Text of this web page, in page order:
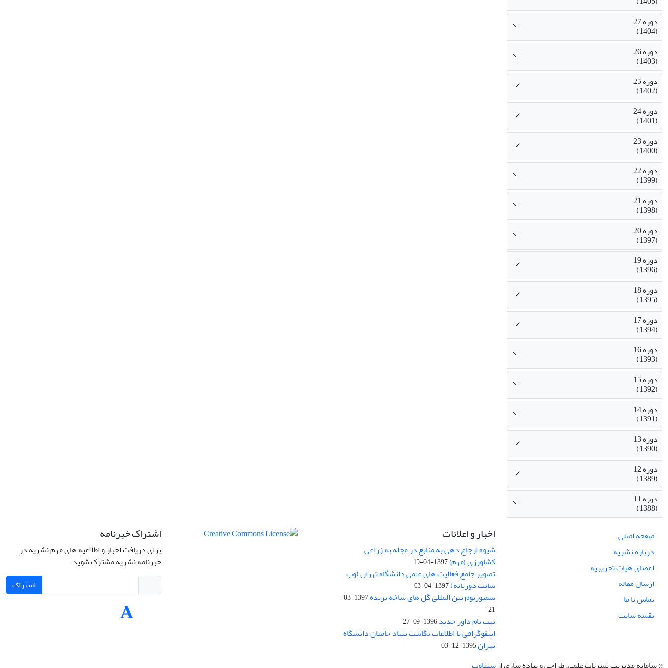
دوره 27
(1404)
دوره 26
(1403)
دوره 25
(1402)
دوره 24
(1401)
دوره 23
(1400)
دوره 22
(1399)
دوره 21
(1398)
دوره 20
(1397)
دوره 19
(1396)
دوره 18
(1395)
دوره 17
(1394)
دوره 16
(1393)
دوره 15
(1392)
دوره 14
(1391)
دوره 13
(1390)
دوره 12
(1389)
دوره 11
(1388)
صفحه اصلی
درباره نشریه
اعضای هیات تحریریه
ارسال مقاله
تماس با ما
نقشه سایت
اخبار و اعلانات
شیوه ارجاع دهی به منابع در مجله به زراعی
کشاورزی {مهم}1397-04-19
تصویر جامع فعالیت های علمی دانشگاه تهران (وب
سایت دوزبانه)1397-04-03
سمپوزیوم بین المللی گل های شاخه بریده
1397-03-
21
ثبت نام داور جدید1396-09-27
اینفوگرافی یا اطلاعات نگاشت بنیاد حامیان دانشگاه
تهران1395-12-03
اشتراک خبرنامه
برای دریافت اخبار و اطلاعیه های مهم نشریه در
خبرنامه نشریه مشترک شوید.
اشتراک
© سامانه مدیریت نشریات علمی.طراحی و پیاده سازی از سیناوب